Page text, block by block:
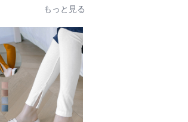
もっと見る